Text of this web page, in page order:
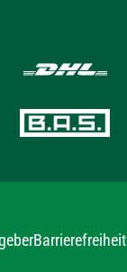
Barrierefreiheit